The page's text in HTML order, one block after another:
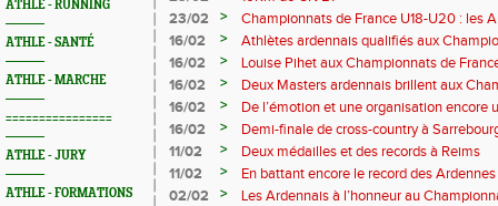
ATHLE - RUNNING
ATHLE - SANTÉ
ATHLE - MARCHE
================
ATHLE - JURY
ATHLE - FORMATIONS
23/02
>
Championnats de France U18-U20 : les
Val-de-Reuil
16/02 >
Athlètes ardennais qualifiés aux
en salle
16/02 >
Louise Pihet aux Championnats de
16/02
>
Deux Masters ardennais brillent aux
Saint‑Brieuc
16/02 >
De l’émotion et une organisation encore
Trail 2026
16/02 >
Demi-finale de cross-country à
boue… et à la fête !
11/02 >
Deux médailles et des records à Reims
11/02
>
En battant encore le record des
Pihet ira aux championnats de France
02/02 >
Les Ardennais à l’honneur au